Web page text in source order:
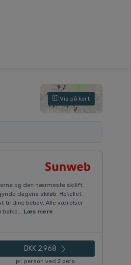
Vis på kort
og den nærmeste skilift.
dagens skiløb. Hotellet
til dine behov. Alle værelser
Læs mere
DKK 2.968
pr. person ved 2 pers.